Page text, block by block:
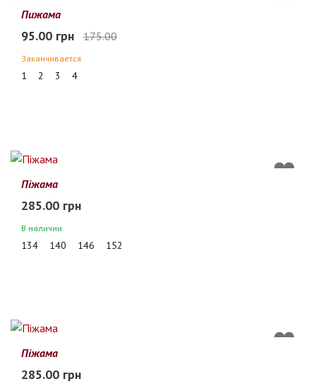
46%
Пижама
95.00 грн 175.00
Заканчивается
1 2 3 4
Піжама
285.00 грн
В наличии
134 140 146 152
Піжама
285.00 грн